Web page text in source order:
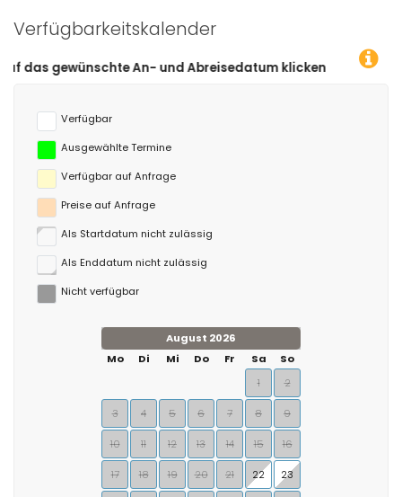
Verfügbarkeitskalender
An- und Abreisedatum klicken!
Verfügbar
Ausgewählte Termine
Verfügbar auf Anfrage
Preise auf Anfrage
Als Startdatum nicht zulässig
Als Enddatum nicht zulässig
Nicht verfügbar
August 2026
Mo
Di Mi Do Fr Sa
So
1
2
3 4 5 6 7 8 9
10 11 12 13 14 15 16
17 18 19 20 21 22 23